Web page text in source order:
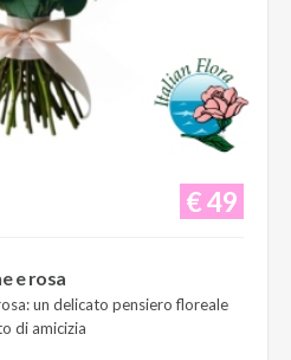
€ 49
e rosa
un delicato pensiero floreale
di amicizia